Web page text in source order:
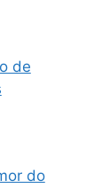
de
do